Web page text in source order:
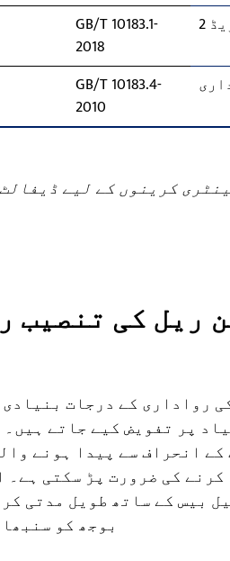
GB/T 10183.1-
2018
GB/T 10183.4-
2010
کے لیے ڈیفالٹ: گریڈ 2 رواداری
ریل کی تنصیب
رواداری کے درجات
پر تفویض کیے جاتے
انحراف سے پیدا ہونے
کی ضرورت پڑ سکتی ہے۔
بیس کے ساتھ طویل مدتی
بوجھ کو